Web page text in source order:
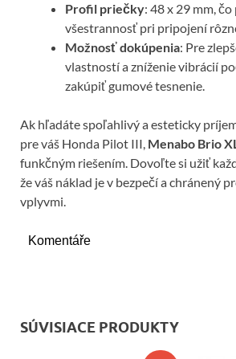
Profil priečky: 48 x 29 mm,
všestrannosť pri pripojení
Možnosť dokúpenia: Pre
vlastností a zníženie vibrácií
zakúpiť gumové tesnenie.
Ak hľadáte spoľahlivý a esteticky
pre váš Honda Pilot III, Menabo Brio
funkčným riešením. Dovoľte si užiť
že váš náklad je v bezpečí a chránený
vplyvmi.
Komentáře
SÚVISIACE PRODUKTY